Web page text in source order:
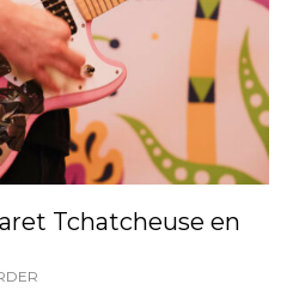
Tchatcheuse en